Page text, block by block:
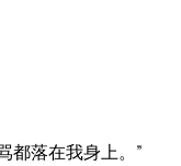
都落在我身上。”